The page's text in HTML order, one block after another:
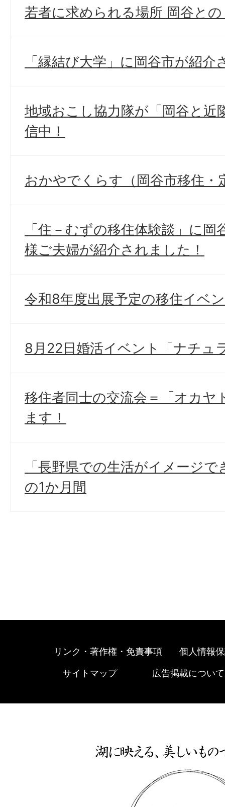
若者に求められる場所 岡谷と
「縁結び大学」に岡谷市が紹介
地域おこし協力隊が「岡谷と近
信中！
おかやでくらす（岡谷市移住・
「住－むずの移住体験談」に
様ご夫婦が紹介されました！
令和8年度出展予定の移住イベ
8月22日婚活イベント「ナチュ
移住者同士の交流会＝「オカヤ
ます！
「長野県での生活がイメージ
の1か月間
リンク・著作権・免責事項 個人情報
サイトマップ 広告掲載について